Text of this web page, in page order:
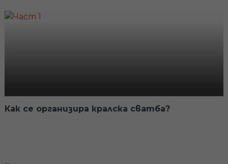
Иновативни технологии, с които
представителите на зодия Близнаци.
Как се организира кралска сватба?